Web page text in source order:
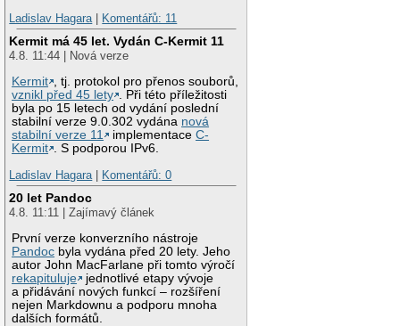
Ladislav Hagara | Komentářů: 11
Kermit má 45 let. Vydán C-Kermit 11
4.8. 11:44 | Nová verze
Kermit , tj. protokol pro přenos souborů,
vznikl před 45 lety . Při této příležitosti
byla po 15 letech od vydání poslední
stabilní verze 9.0.302 vydána nová
stabilní verze 11
implementaceC-
Kermit . S podporou IPv6.
Ladislav Hagara | Komentářů: 0
20 let Pandoc
4.8. 11:11 | Zajímavý článek
První verze konverzního nástroje
Pandoc byla vydána před 20 lety. Jeho
autor John MacFarlane při tomto výročí
rekapituluje
jednotlivé etapy vývoje
a přidávání nových funkcí – rozšíření
nejen Markdownu a podporu mnoha
dalších formátů.